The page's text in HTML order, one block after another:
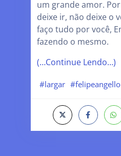
um grande amor.
deixe ir, não deixe o
faço tudo por você,
fazendo o mesmo.
(…Continue Lendo…)
#largar #felipeangello